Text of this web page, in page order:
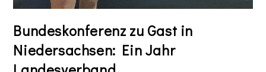
Bundeskonferenz zu Gast in
Niedersachsen: Ein Jahr